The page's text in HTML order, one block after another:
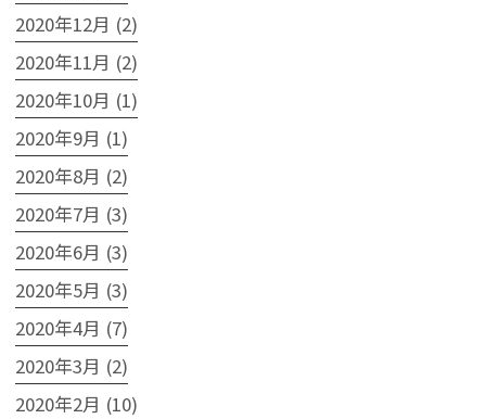
2020年12月 (2)
2020年11月 (2)
2020年10月 (1)
2020年9月 (1)
2020年8月 (2)
2020年7月 (3)
2020年6月 (3)
2020年5月 (3)
2020年4月 (7)
2020年3月 (2)
2020年2月 (10)